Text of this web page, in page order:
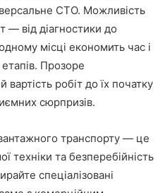
СТО. Можливість
— від діагностики до
місці економить час і
етапів. Прозоре
робіт до їх початку
сюрпризів.
транспорту — це
техніки та безперебійність
спеціалізовані